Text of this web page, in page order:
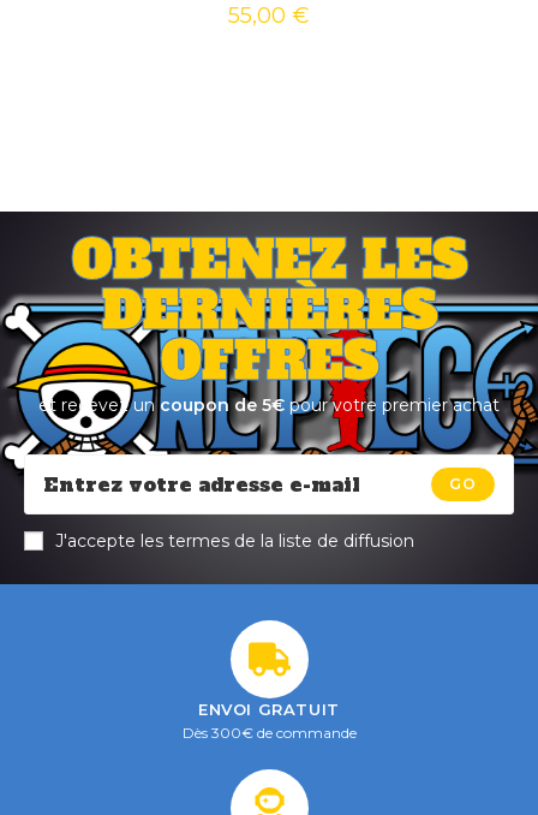
55,00 €
OBTENEZ LES
DERNIÈRES
OFFRES
et recevez un coupon de 5€ pour votre premier achat
GO
J'accepte les termes de la liste de diffusion
ENVOI GRATUIT
Dès 300€ de commande